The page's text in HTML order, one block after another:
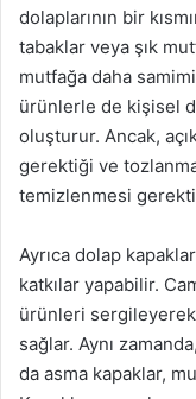
dolaplarının bir
tabaklar veya şık
mutfağa daha
ürünlerle de kişisel
oluşturur. Ancak,
gerektiği ve
temizlenmesi
Ayrıca dolap
katkılar yapabilir.
ürünleri sergileyerek
sağlar. Aynı
da asma kapaklar,